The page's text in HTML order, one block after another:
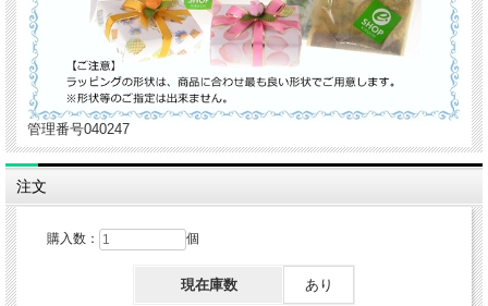
管理番号040247
注文
購入数： 個
現在庫数 あり